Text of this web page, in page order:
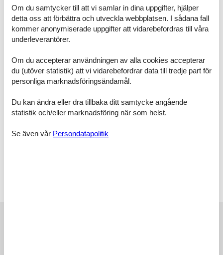
Kök
Köket är utrustad med 1 kylskåp Det finns 4 keramiska spishällar,
varmluftsugn samt diskmaskin.
Det finns 2 badrum med duschkabin och 2 toaletter. Det finns
golvvärme i 2 badrum. I bastun finns det möjlighet för avkoppling.
Spa
Det finns möjlighet för avkoppling i ett inomhus spa för 2 personer.
Multimedier
danska kanaler. 1-3 tyska kanaler. Det finns trådlös Internet till
Om du samtycker till att vi samlar in dina uppgifter, hjälper
detta oss att förbättra och utveckla webbplatsen. I sådana fall
kommer anonymiserade uppgifter att vidarebefordras till våra
underleverantörer.
Om du accepterar användningen av alla cookies accepterar
du (utöver statistik) att vi vidarebefordrar data till tredje part för
personliga marknadsföringsändamål.
Du kan ändra eller dra tillbaka ditt samtycke angående
statistik och/eller marknadsföring när som helst.
Se även vår Persondatapolitik